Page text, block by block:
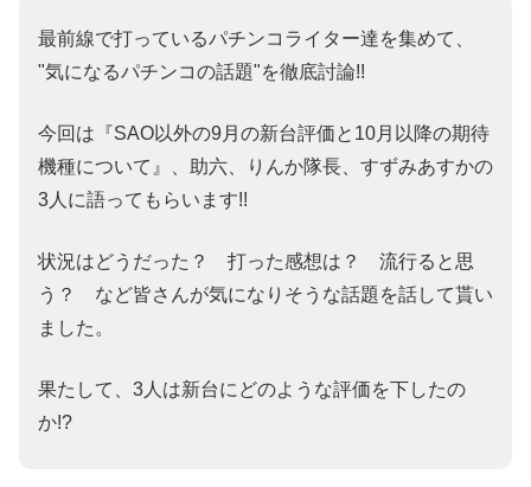
最前線で打っているパチンコライター達を集めて、
"気になるパチンコの話題"を徹底討論!!
今回は『SAO以外の9月の新台評価と10月以降の期待
機種について』、助六、りんか隊長、すずみあすかの
3人に語ってもらいます!!
状況はどうだった？ 打った感想は？ 流行ると思
う？ など皆さんが気になりそうな話題を話して貰い
ました。
果たして、3人は新台にどのような評価を下したの
か!?